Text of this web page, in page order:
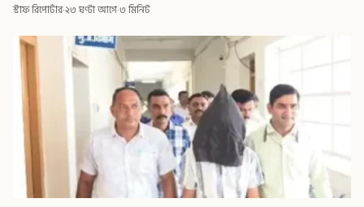
স্টাফ রিপোর্টার·২৩ ঘণ্টা আগে·৩ মিনিট